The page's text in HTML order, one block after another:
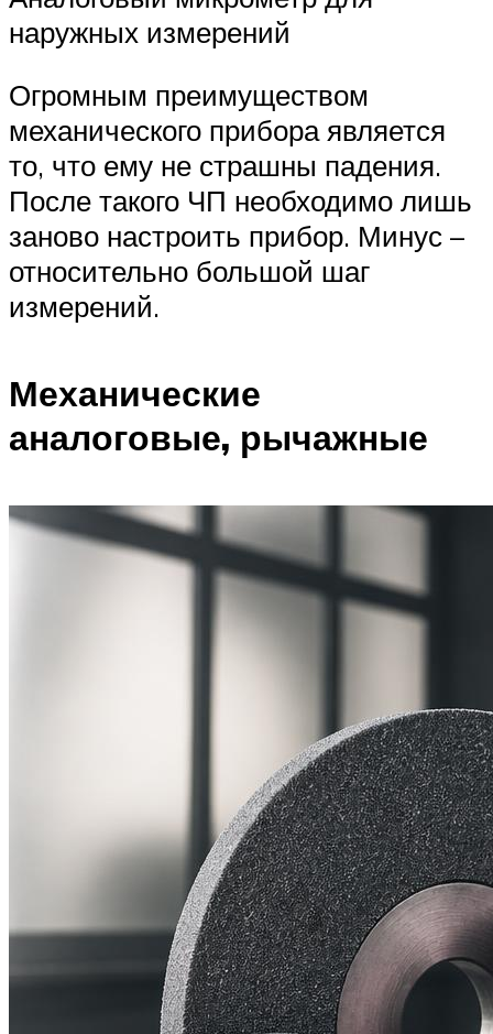
наружных измерений
Огромным преимуществом
механического прибора является
то, что ему не страшны падения.
После такого ЧП необходимо лишь
заново настроить прибор. Минус –
относительно большой шаг
измерений.
Механические
аналоговые, рычажные